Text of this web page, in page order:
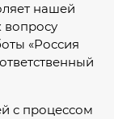
нашей
вопросу
«Россия
с процессом